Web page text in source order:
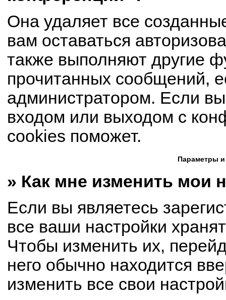
Она удаляет все
вам оставаться
также выполняют другие
прочитанных сообщений,
администратором. Если
входом или выходом с
cookies поможет.
Параметры и
» Как мне изменить мои
Если вы являетесь
все ваши настройки
Чтобы изменить их,
него обычно находится
изменить все свои